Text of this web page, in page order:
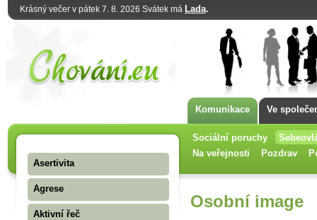
Krásný večer v pátek 7. 8. 2026 Svátek má Lada.
Komunikace Ve
Sociální poruchy
Na veřejnosti
Pozdrav
Asertivita
Agrese
Aktivní řeč
Osobní image